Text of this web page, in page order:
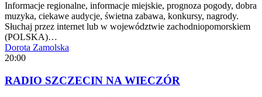
Informacje regionalne, informacje miejskie, prognoza pogody, dobra
muzyka, ciekawe audycje, świetna zabawa, konkursy, nagrody.
Słuchaj przez internet lub w województwie zachodniopomorskiem
(POLSKA)…
Dorota Zamolska
20:00
RADIO SZCZECIN NA WIECZÓR